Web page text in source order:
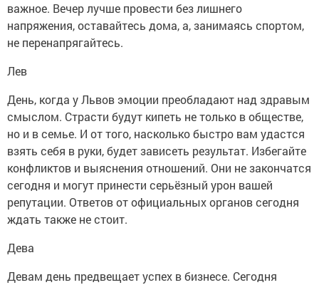
важное. Вечер лучше провести без лишнего
напряжения, оставайтесь дома, а, занимаясь спортом,
не перенапрягайтесь.
Лев
День, когда у Львов эмоции преобладают над здравым
смыслом. Страсти будут кипеть не только в обществе,
но и в семье. И от того, насколько быстро вам удастся
взять себя в руки, будет зависеть результат. Избегайте
конфликтов и выяснения отношений. Они не закончатся
сегодня и могут принести серьёзный урон вашей
репутации. Ответов от официальных органов сегодня
ждать также не стоит.
Дева
Девам день предвещает успех в бизнесе. Сегодня